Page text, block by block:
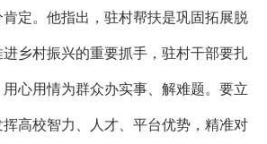
定。他指出，驻村帮扶是巩固拓展脱
乡村振兴的重要抓手，驻村干部要扎
心用情为群众办实事、解难题。要立
高校智力、人才、平台优势，精准对